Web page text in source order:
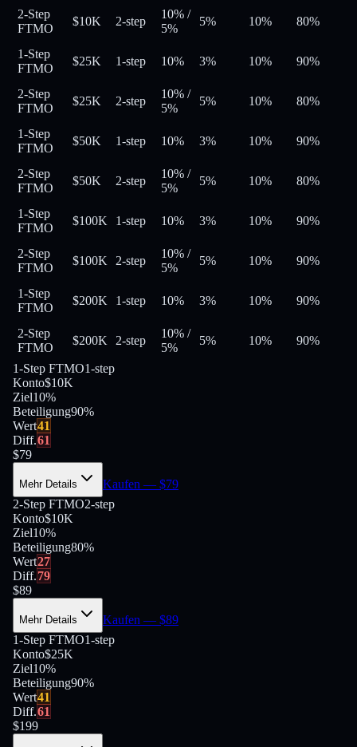
2-Step
FTMO
$10K 2-step
10% /
5%
5% 10% 80%
1-Step
FTMO
$25K 1-step 10% 3% 10% 90%
2-Step
FTMO
$25K 2-step
10% /
5%
5% 10% 80%
1-Step
FTMO
$50K 1-step 10% 3% 10% 90%
2-Step
FTMO
$50K 2-step
10% /
5%
5% 10% 80%
1-Step
FTMO
$100K 1-step 10% 3% 10% 90%
2-Step
FTMO
$100K 2-step
10% /
5%
5% 10% 90%
1-Step
FTMO
$200K 1-step 10% 3% 10% 90%
2-Step
FTMO
$200K 2-step
10% /
5%
5% 10% 90%
1-Step FTMO1-step
Konto$10K
Ziel10%
Beteiligung90%
Wert41
Diff.61
$79
Mehr Details Kaufen — $79
2-Step FTMO2-step
Konto$10K
Ziel10%
Beteiligung80%
Wert27
Diff.79
$89
Mehr Details Kaufen — $89
1-Step FTMO1-step
Konto$25K
Ziel10%
Beteiligung90%
Wert41
Diff.61
$199